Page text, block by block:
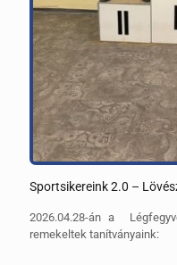
Sportsikereink 2.0 –
2026.04.28-án a
remekeltek tanítványaink: